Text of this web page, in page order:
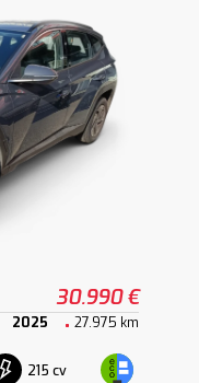
30.990 €
2025 27.975 km
215 cv